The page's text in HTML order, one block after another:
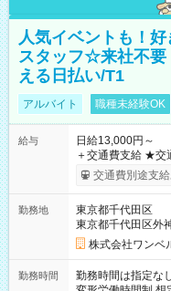
人気イベントも！
スタッフ☆来社不要
える日払い/T1
アルバイト 職種未経験OK
給与
日給13,000円～
＋交通費支給 ★交通費全額支給！ ┗案件により規定あり ★日払
いOK！（規定あ
ンビニATMから 日払い
交通費別途支給
勤務地
東京都千代田区
東京都千代田区外
株式会社ワンベ
勤務時間
勤務時間は指定な